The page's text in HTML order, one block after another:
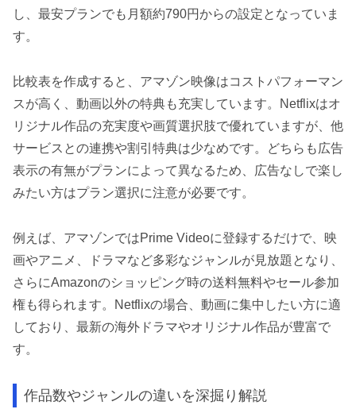
し、最安プランでも月額約790円からの設定となっていま
す。
比較表を作成すると、アマゾン映像はコストパフォーマン
スが高く、動画以外の特典も充実しています。Netflixはオ
リジナル作品の充実度や画質選択肢で優れていますが、他
サービスとの連携や割引特典は少なめです。どちらも広告
表示の有無がプランによって異なるため、広告なしで楽し
みたい方はプラン選択に注意が必要です。
例えば、アマゾンではPrime Videoに登録するだけで、映
画やアニメ、ドラマなど多彩なジャンルが見放題となり、
さらにAmazonのショッピング時の送料無料やセール参加
権も得られます。Netflixの場合、動画に集中したい方に適
しており、最新の海外ドラマやオリジナル作品が豊富で
す。
作品数やジャンルの違いを深掘り解説